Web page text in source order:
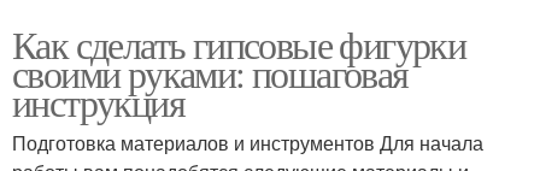
Как сделать гипсовые фигурки
своими руками: пошаговая
инструкция
Подготовка материалов и инструментов Для начала